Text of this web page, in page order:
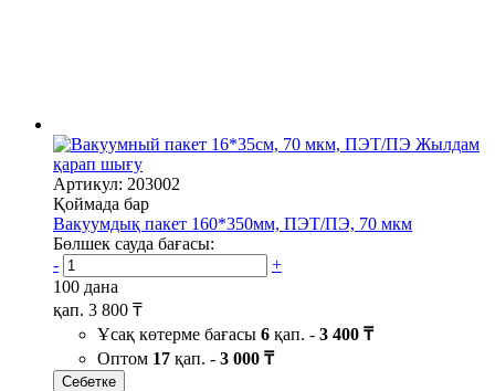
Жылдам
қарап шығу
Артикул: 203002
Қоймада бар
Вакуумдық пакет 160*350мм, ПЭТ/ПЭ, 70 мкм
Бөлшек сауда бағасы:
-
+
100 дана
қап. 3 800 ₸
Ұсақ көтерме бағасы 6 қап. - 3 400 ₸
Оптом 17 қап. - 3 000 ₸
Себетке